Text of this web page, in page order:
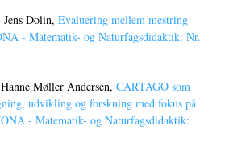
Dolin, Evaluering mellem mestring
- Matematik- og Naturfagsdidaktik: Nr.
Møller Andersen, CARTAGO som
udvikling og forskning med fokus på
- Matematik- og Naturfagsdidaktik: